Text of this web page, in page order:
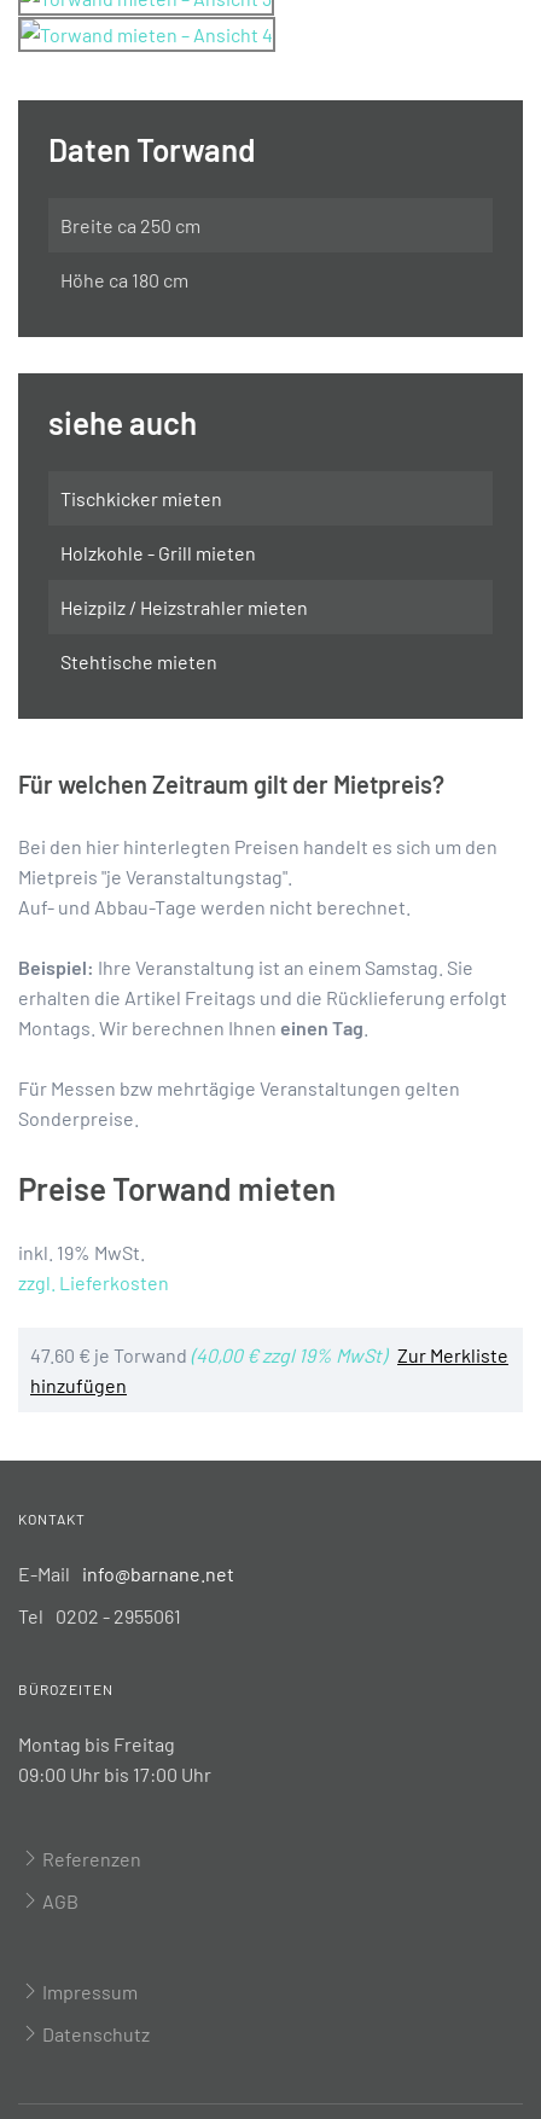
Daten Torwand
Breite ca 250 cm
Höhe ca 180 cm
siehe auch
Tischkicker mieten
Holzkohle - Grill mieten
Heizpilz / Heizstrahler mieten
Stehtische mieten
Für welchen Zeitraum gilt der Mietpreis?
Bei den hier hinterlegten Preisen handelt es sich um den
Mietpreis "je Veranstaltungstag".
Auf- und Abbau-Tage werden nicht berechnet.
Beispiel: Ihre Veranstaltung ist an einem Samstag. Sie
erhalten die Artikel Freitags und die Rücklieferung erfolgt
Montags. Wir berechnen Ihnen einen Tag
Für Messen bzw mehrtägige Veranstaltungen gelten
Sonderpreise.
Preise Torwand mieten
inkl. 19% MwSt.
zzgl. Lieferkosten
47.60 € je Torwand (40,00 € zzgl 19% MwSt) Zur Merkliste
hinzufügen
KONTAKT
E-Mail
info@barnane.net
Tel
0202 - 2955061
BÜROZEITEN
Montag bis Freitag
09:00 Uhr bis 17:00 Uhr
Referenzen
AGB
Impressum
Datenschutz